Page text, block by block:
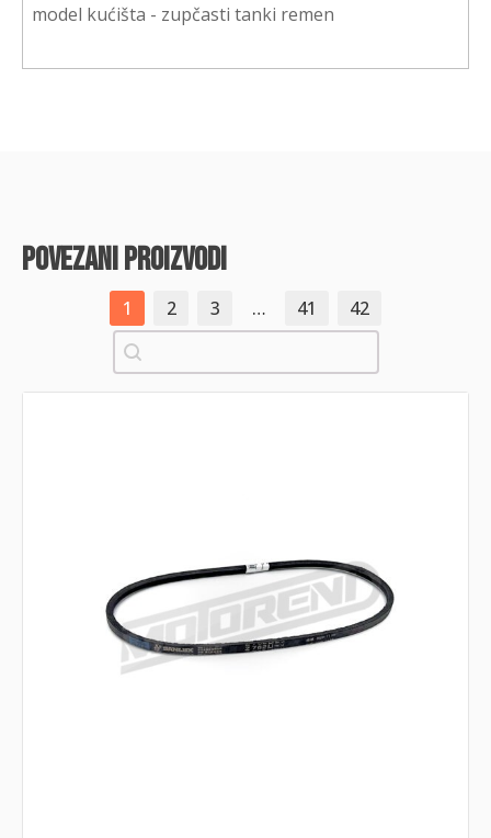
model kućišta - zupčasti tanki remen
povezani proizvodi
1 2 3 … 41
42
Pretraži